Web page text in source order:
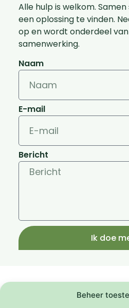
Beheer
Alle hulp is welkom.
een oplossing te vinden.
op en wordt onderdeel
samenwerking.
Naam
E-mail
Bericht
Ik doe
Samenwerkingen
Het Platform Weeffouten wordt